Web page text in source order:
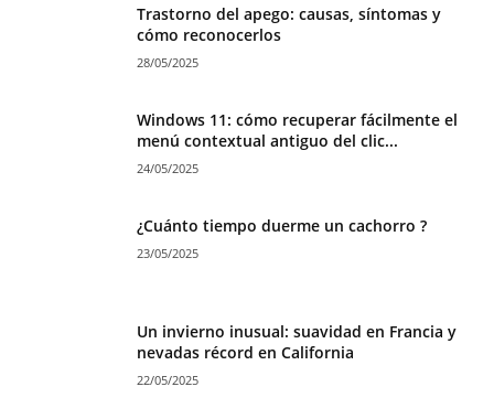
Trastorno del apego: causas, síntomas y
cómo reconocerlos
28/05/2025
Windows 11: cómo recuperar fácilmente el
menú contextual antiguo del clic...
24/05/2025
¿Cuánto tiempo duerme un cachorro ?
23/05/2025
Un invierno inusual: suavidad en Francia y
nevadas récord en California
22/05/2025